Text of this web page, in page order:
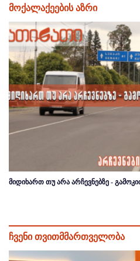
მოქალაქეების აზრი
მიდიხართ თუ არა არჩევნებზე -
ჩვენი თვითმმართველობა